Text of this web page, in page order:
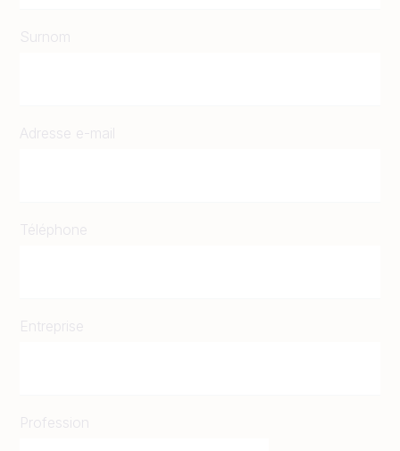
Surnom
Adresse e-mail
Téléphone
Entreprise
Profession